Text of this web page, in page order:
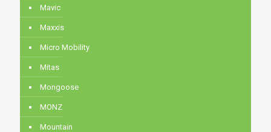
Mavic
Maxxis
Micro Mobility
Mitas
Mongoose
MONZ
Mountain